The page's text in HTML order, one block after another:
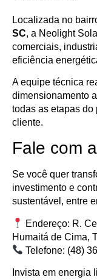
Localizada no
SC, a Neolight
comerciais,
eficiência
A equipe técnica
dimensionamento
todas as etapas
cliente.
Fale com
Se você quer
investimento e
sustentável, entre
Endereço: R.
Humaitá de Cima,
Telefone: (48)
Invista em energia